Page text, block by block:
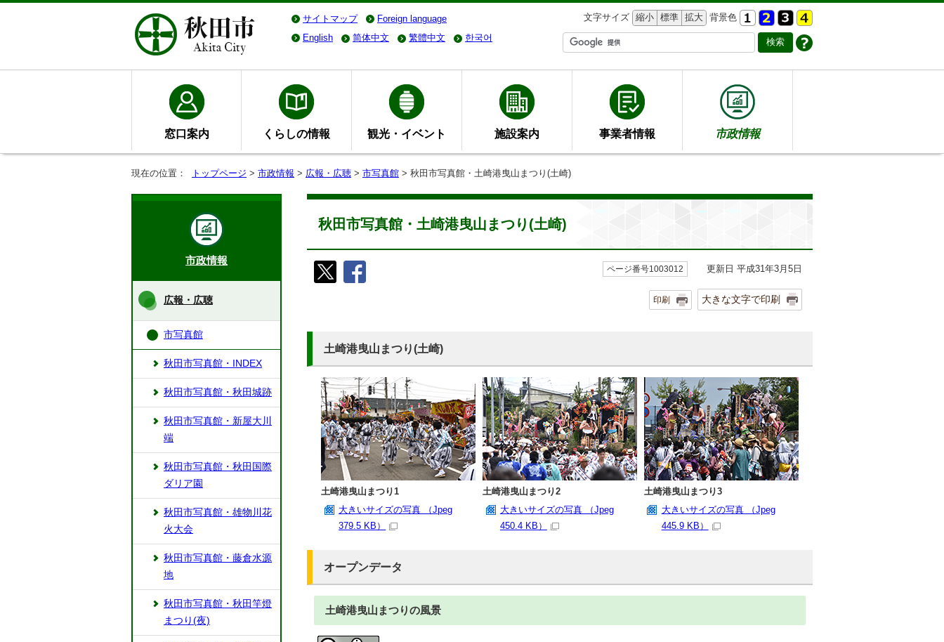
サイトマップ Foreign language 文字サイズ 縮小 標準 拡大 背景色
English
简体中文 繁體中文 한국어
窓口案内 くらしの情報 観光・イベント 施設案内 事業者情報 市政情報
現在の位置： トップページ > 市政情報 > 広報・広聴 > 市写真館 > 秋田市写真館・土崎港曳山まつり(土崎)
秋田市写真館・土崎港曳山まつり(土崎)
ページ番号1003012 更新日 平成31年3月5日
印刷 大きな文字で印刷
土崎港曳山まつり(土崎)
土崎港曳山まつり1
大きいサイズの写真 （Jpeg
379.5 KB）
土崎港曳山まつり2
大きいサイズの写真 （Jpeg
450.4 KB）
土崎港曳山まつり3
大きいサイズの写真 （Jpeg
445.9 KB）
オープンデータ
土崎港曳山まつりの風景
市政情報
広報・広聴
市写真館
秋田市写真館・INDEX
秋田市写真館・秋田城跡
秋田市写真館・新屋大川
端
秋田市写真館・秋田国際
ダリア園
秋田市写真館・雄物川花
火大会
秋田市写真館・藤倉水源
地
秋田市写真館・秋田竿燈
まつり(夜)